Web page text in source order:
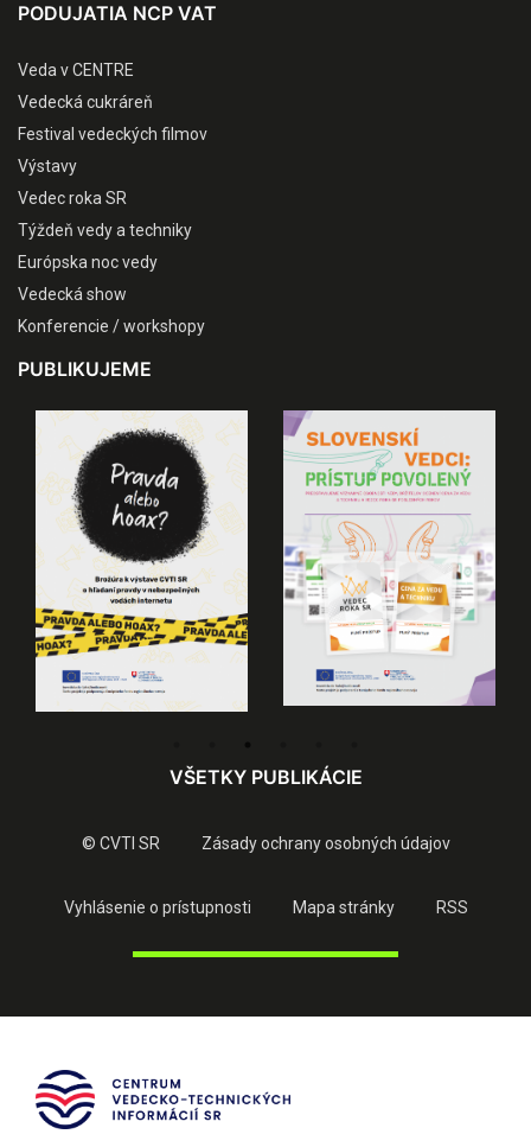
PODUJATIA NCP VAT
Veda v CENTRE
Vedecká cukráreň
Festival vedeckých filmov
Výstavy
Vedec roka SR
Týždeň vedy a techniky
Európska noc vedy
Vedecká show
Konferencie / workshopy
PUBLIKUJEME
VŠETKY PUBLIKÁCIE
© CVTI SR Zásady ochrany osobných údajov
Vyhlásenie o prístupnosti Mapa stránky RSS